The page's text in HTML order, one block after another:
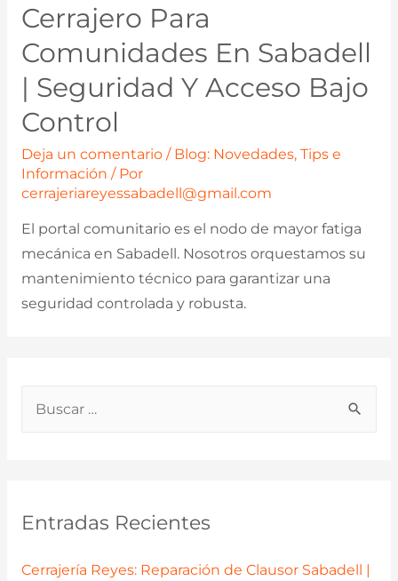
p
Entradas Recientes
Cerrajería Reyes: Reparación de Clausor Sabadell |
Cerrajero Para
Comunidades En Sabadell
| Seguridad Y Acceso Bajo
Control
Deja un comentario / Blog: Novedades, Tips e
Información / Por
cerrajeriareyessabadell@gmail.com
El portal comunitario es el nodo de mayor fatiga
mecánica en Sabadell. Nosotros orquestamos su
mantenimiento técnico para garantizar una
seguridad controlada y robusta.